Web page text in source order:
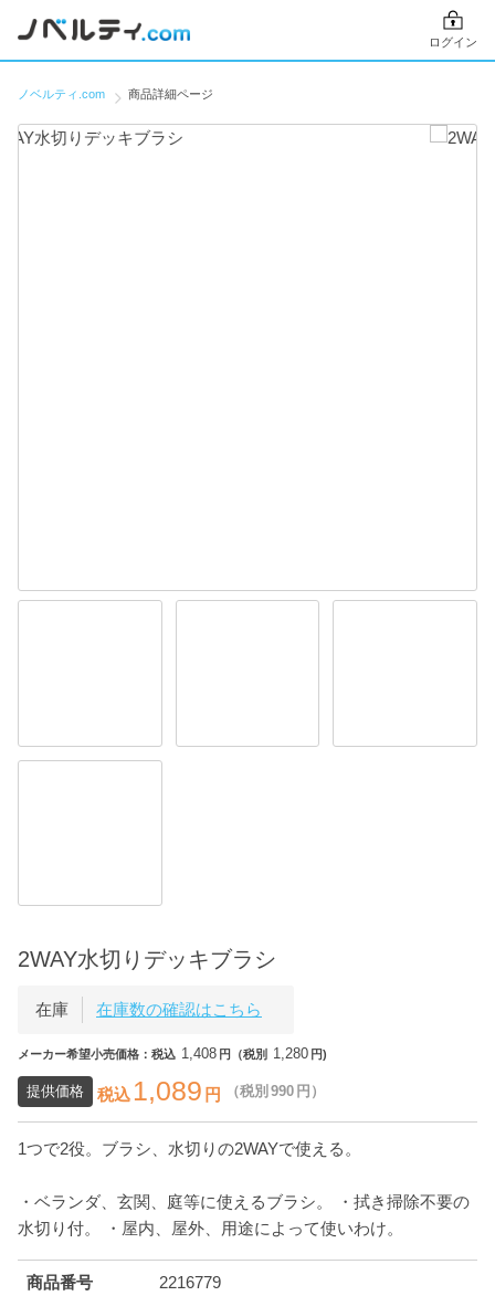
ログイン
ノベルティ.com 商品詳細ページ
2WAY水切りデッキブラシ
在庫 在庫数の確認はこちら
メーカー希望小売価格：税込 1,408 円（税別 1,280 円)
提供価格 税込 1,089 円 （税別 990 円）
1つで2役。ブラシ、水切りの2WAYで使える。
・ベランダ、玄関、庭等に使えるブラシ。 ・拭き掃除不要の
水切り付。 ・屋内、屋外、用途によって使いわけ。
商品番号 2216779